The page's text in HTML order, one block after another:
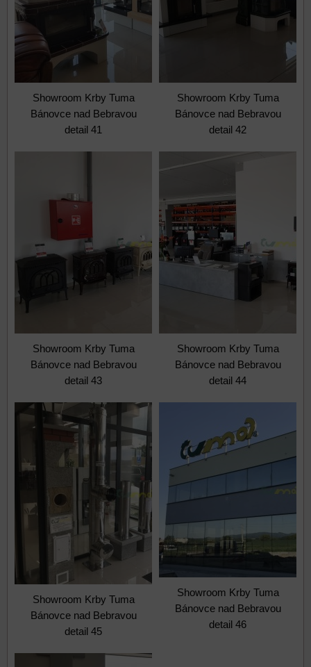
Showroom Krby Tuma
Bánovce nad Bebravou
detail 41
Showroom Krby Tuma
Bánovce nad Bebravou
detail 42
Showroom Krby Tuma
Bánovce nad Bebravou
detail 43
Showroom Krby Tuma
Bánovce nad Bebravou
detail 44
Showroom Krby Tuma
Bánovce nad Bebravou
detail 45
Showroom Krby Tuma
Bánovce nad Bebravou
detail 46